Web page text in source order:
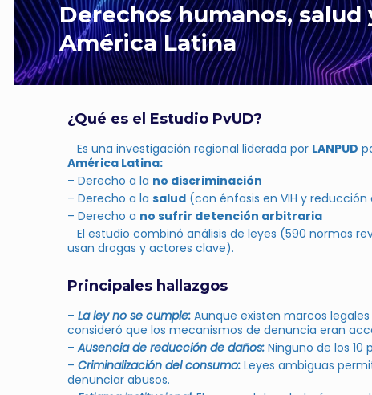
Derechos humanos,
América Latina
¿Qué es el Estudio PvUD?
Es una investigación regional liderada por LANPUD
América Latina:
– Derecho a la no discriminación
– Derecho a lasalud (con énfasis en VIH y reducción
– Derecho a no sufrir detención arbitraria
El estudio combinó análisis de leyes (590 normas
usan drogas y actores clave).
Principales hallazgos
– La ley no se cumple: Aunque existen marcos
consideró que los mecanismos de denuncia eran
– Ausencia de reducción de daños: Ninguno de los
– Criminalización del consumo: Leyes ambiguas
denunciar abusos.